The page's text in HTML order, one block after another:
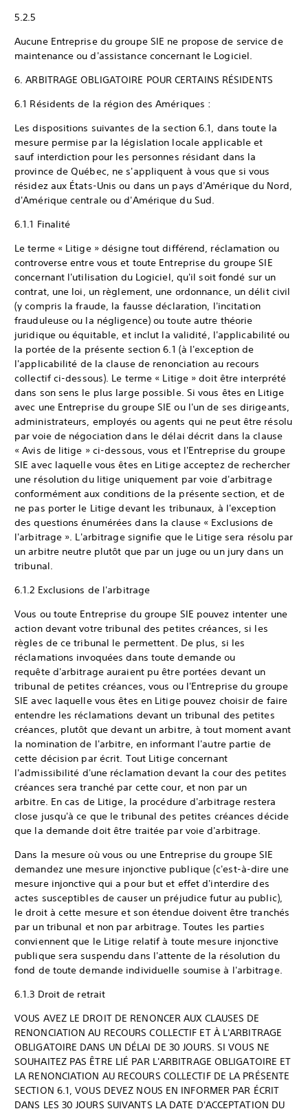
5.2.5
Aucune Entreprise du groupe SIE ne propose de service de
maintenance ou d'assistance concernant le Logiciel.
6. ARBITRAGE OBLIGATOIRE POUR CERTAINS RÉSIDENTS
6.1 Résidents de la région des Amériques :
Les dispositions suivantes de la section 6.1, dans toute la
mesure permise par la législation locale applicable et
sauf interdiction pour les personnes résidant dans la
province de Québec, ne s'appliquent à vous que si vous
résidez aux États-Unis ou dans un pays d'Amérique du Nord,
d'Amérique centrale ou d'Amérique du Sud.
6.1.1 Finalité
Le terme « Litige » désigne tout différend, réclamation ou
controverse entre vous et toute Entreprise du groupe SIE
concernant l'utilisation du Logiciel, qu'il soit fondé sur un
contrat, une loi, un règlement, une ordonnance, un délit civil
(y compris la fraude, la fausse déclaration, l'incitation
frauduleuse ou la négligence) ou toute autre théorie
juridique ou équitable, et inclut la validité, l'applicabilité ou
la portée de la présente section 6.1 (à l'exception de
l'applicabilité de la clause de renonciation au recours
collectif ci-dessous). Le terme « Litige » doit être interprété
dans son sens le plus large possible. Si vous êtes en Litige
avec une Entreprise du groupe SIE ou l'un de ses dirigeants,
administrateurs, employés ou agents qui ne peut être résolu
par voie de négociation dans le délai décrit dans la clause
« Avis de litige » ci-dessous, vous et l'Entreprise du groupe
SIE avec laquelle vous êtes en Litige acceptez de rechercher
une résolution du litige uniquement par voie d'arbitrage
conformément aux conditions de la présente section, et de
ne pas porter le Litige devant les tribunaux, à l'exception
des questions énumérées dans la clause « Exclusions de
l'arbitrage ». L'arbitrage signifie que le Litige sera résolu par
un arbitre neutre plutôt que par un juge ou un jury dans un
tribunal.
6.1.2 Exclusions de l'arbitrage
Vous ou toute Entreprise du groupe SIE pouvez intenter une
action devant votre tribunal des petites créances, si les
règles de ce tribunal le permettent. De plus, si les
réclamations invoquées dans toute demande ou
requête d'arbitrage auraient pu être portées devant un
tribunal de petites créances, vous ou l'Entreprise du groupe
SIE avec laquelle vous êtes en Litige pouvez choisir de faire
entendre les réclamations devant un tribunal des petites
créances, plutôt que devant un arbitre, à tout moment avant
la nomination de l'arbitre, en informant l'autre partie de
cette décision par écrit. Tout Litige concernant
l'admissibilité d'une réclamation devant la cour des petites
créances sera tranché par cette cour, et non par un
arbitre. En cas de Litige, la procédure d'arbitrage restera
close jusqu'à ce que le tribunal des petites créances décide
que la demande doit être traitée par voie d'arbitrage.
Dans la mesure où vous ou une Entreprise du groupe SIE
demandez une mesure injonctive publique (c'est-à-dire une
mesure injonctive qui a pour but et effet d'interdire des
actes susceptibles de causer un préjudice futur au public),
le droit à cette mesure et son étendue doivent être tranchés
par un tribunal et non par arbitrage. Toutes les parties
conviennent que le Litige relatif à toute mesure injonctive
publique sera suspendu dans l'attente de la résolution du
fond de toute demande individuelle soumise à l'arbitrage.
6.1.3 Droit de retrait
VOUS AVEZ LE DROIT DE RENONCER AUX CLAUSES DE
RENONCIATION AU RECOURS COLLECTIF ET À L'ARBITRAGE
OBLIGATOIRE DANS UN DÉLAI DE 30 JOURS. SI VOUS NE
SOUHAITEZ PAS ÊTRE LIÉ PAR L'ARBITRAGE OBLIGATOIRE ET
LA RENONCIATION AU RECOURS COLLECTIF DE LA PRÉSENTE
SECTION 6.1, VOUS DEVEZ NOUS EN INFORMER PAR ÉCRIT
DANS LES 30 JOURS SUIVANTS LA DATE D'ACCEPTATION DU